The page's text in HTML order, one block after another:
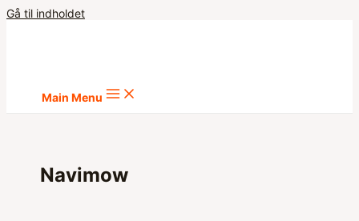
Gå til indholdet
Main Menu
Navimow